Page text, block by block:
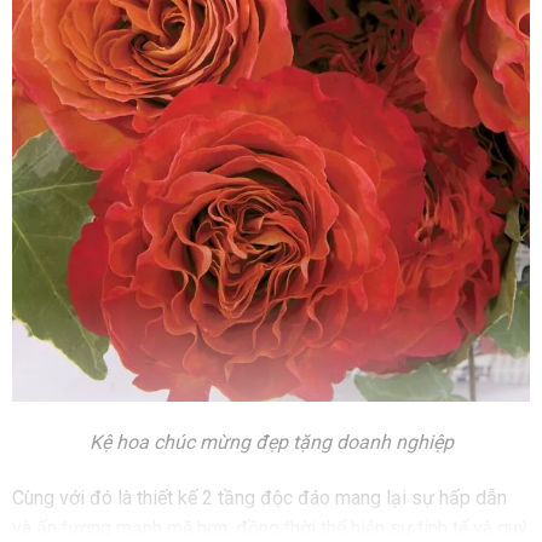
Kệ hoa chúc mừng đẹp tặng doanh nghiệp
Cùng với đó là thiết kế 2 tầng độc đáo mang lại sự hấp dẫn